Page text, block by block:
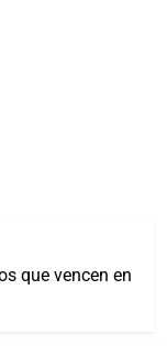
que vencen en